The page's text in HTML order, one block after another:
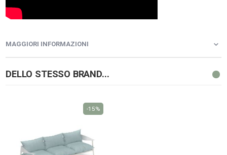
MAGGIORI INFORMAZIONI
DELLO STESSO BRAND...
-15%